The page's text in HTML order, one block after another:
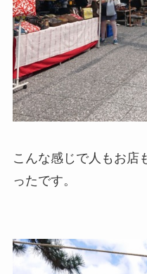
こんな感じで人もお店
ったです。